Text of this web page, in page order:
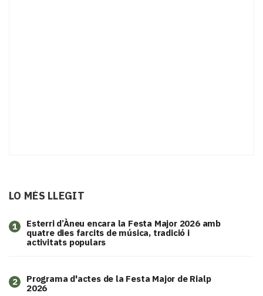
LO MÉS LLEGIT
1
Esterri d’Àneu encara la Festa Major 2026 amb
quatre dies farcits de música, tradició i
activitats populars
2
Programa d'actes de la Festa Major de Rialp
2026